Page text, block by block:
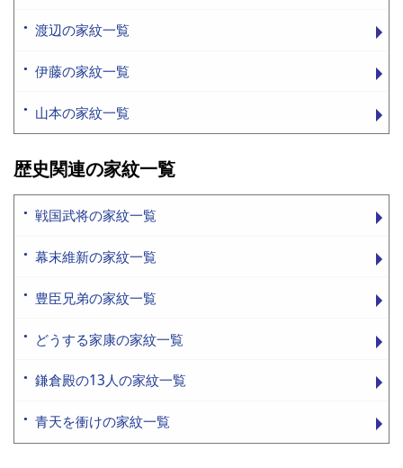
渡辺の家紋一覧
伊藤の家紋一覧
山本の家紋一覧
歴史関連の家紋一覧
戦国武将の家紋一覧
幕末維新の家紋一覧
豊臣兄弟の家紋一覧
どうする家康の家紋一覧
鎌倉殿の13人の家紋一覧
青天を衝けの家紋一覧